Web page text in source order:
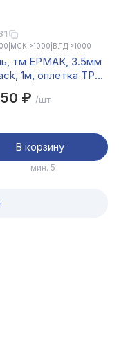
МСК >1000 ВЛД >1000
тм ЕРМАК, 3.5мм
1м, оплетка TPE,
₽ /шт.
В корзину
мин. 5